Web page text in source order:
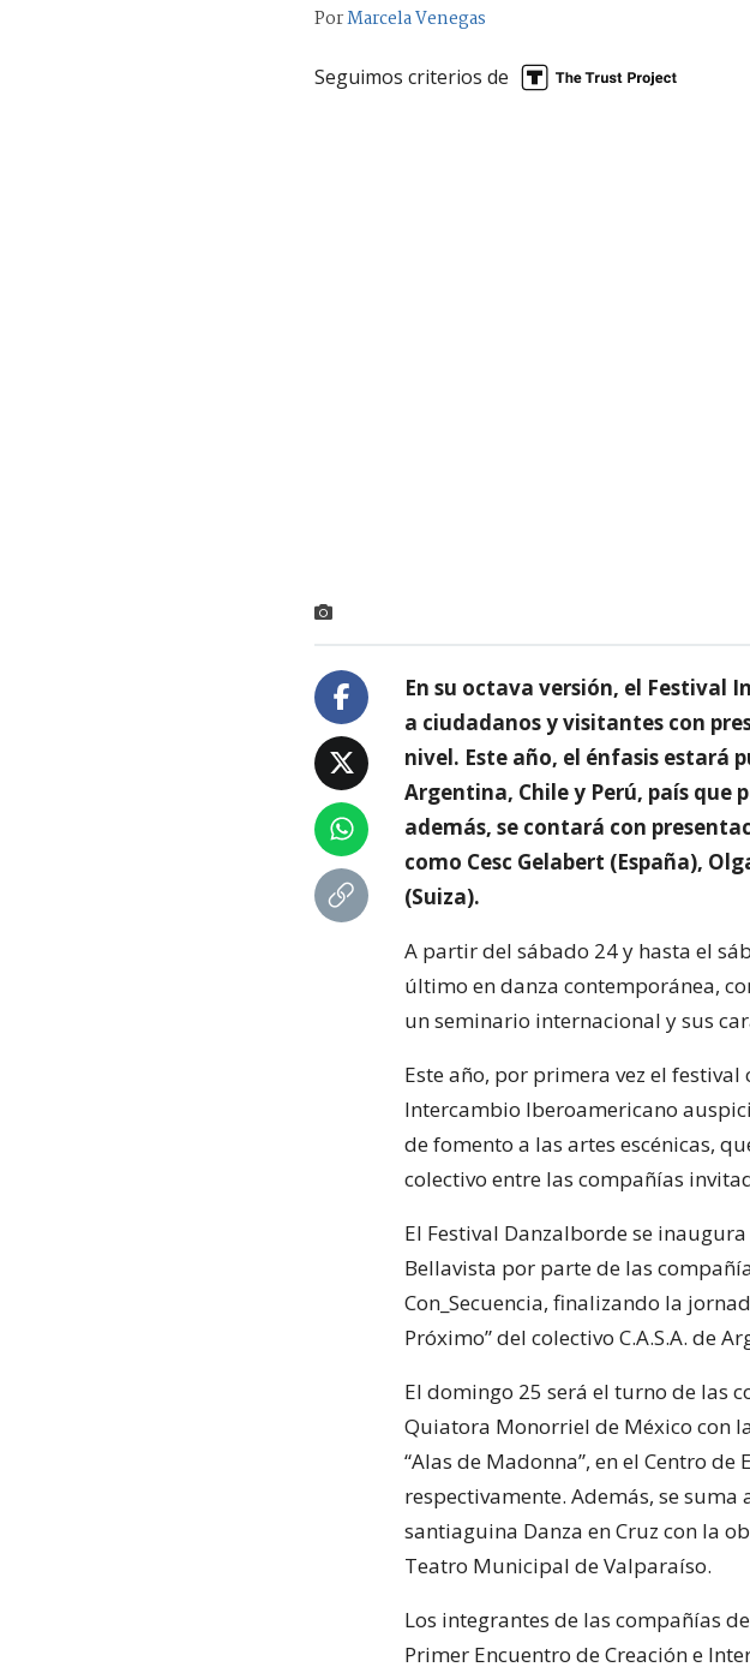
PorMarcela Venegas
Seguimos criterios de
En su octava versión, el Festival
a ciudadanos y visitantes con
nivel. Este año, el énfasis estará
Argentina, Chile y Perú, país que
además, se contará con
como Cesc Gelabert (España),
(Suiza).
A partir del sábado 24 y hasta el
último en danza contemporánea,
un seminario internacional y sus
Este año, por primera vez el
Intercambio Iberoamericano
de fomento a las artes escénicas,
colectivo entre las compañías
El Festival Danzalborde se
Bellavista por parte de las
Con_Secuencia, finalizando la
Próximo” del colectivo C.A.S.A. de
El domingo 25 será el turno de las
Quiatora Monorriel de México con
“Alas de Madonna”, en el Centro
respectivamente. Además, se
santiaguina Danza en Cruz con la
Teatro Municipal de Valparaíso.
Los integrantes de las compañías
Primer Encuentro de Creación e